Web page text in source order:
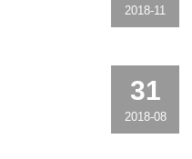
2018-11
31
2018-08